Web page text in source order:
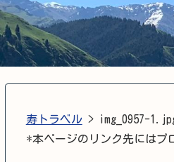
寿トラベル>
img_0957-
*本ページのリンク先にはプ